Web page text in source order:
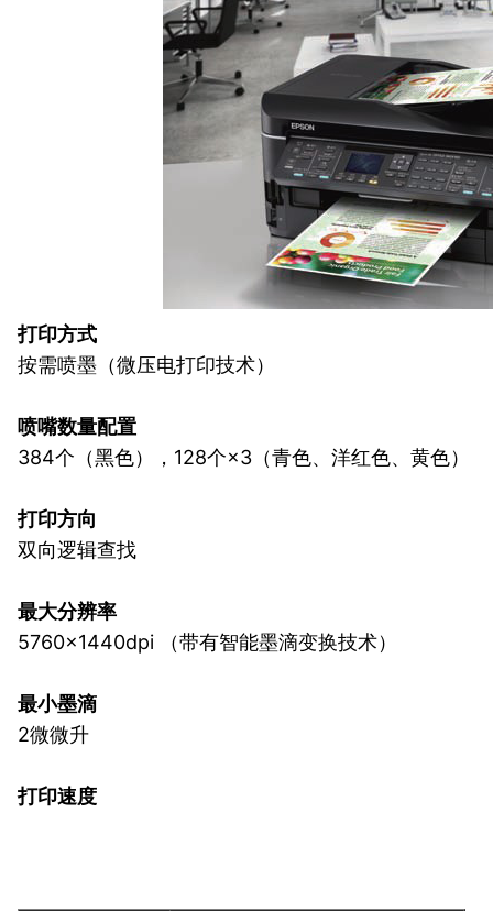
打印方式
按需喷墨（微压电打印技术）
喷嘴数量配置
384个（黑色），128个×3（青色、洋红色、黄色）
打印方向
双向逻辑查找
最大分辨率
5760×1440dpi （带有智能墨滴变换技术）
最小墨滴
2微微升
打印速度